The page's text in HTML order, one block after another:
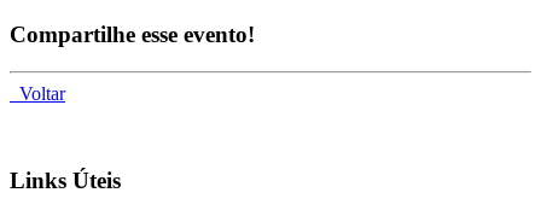
Compartilhe esse evento!
Voltar
Links Úteis